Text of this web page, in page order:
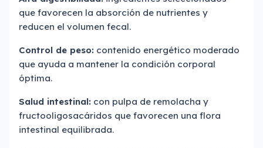
que favorecen la absorción de nutrientes y
reducen el volumen fecal.
Control de peso: contenido energético moderado
que ayuda a mantener la condición corporal
óptima.
Salud intestinal: con pulpa de remolacha y
fructooligosacáridos que favorecen una flora
intestinal equilibrada.